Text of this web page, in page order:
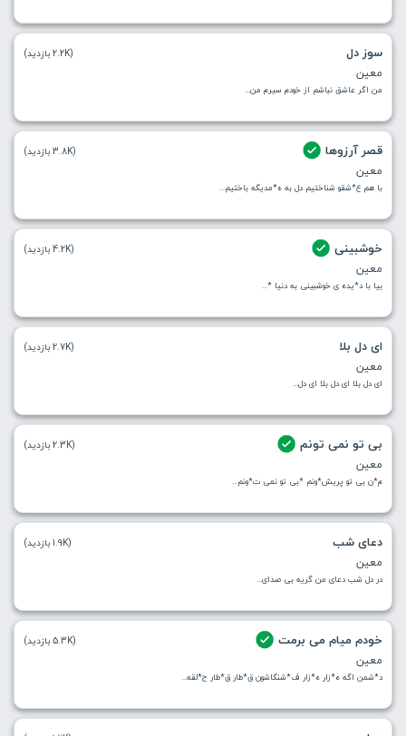
سوز دل
معین
من اگر عاشق نباشم از خودم سیرم من...
(2.2K بازدید)
قصر آرزوها
معین
با هم ع*شقو شناختیم دل به ه*مدیگه باختیم...
(3.8K بازدید)
خوشبینی
معین
بیا با د*یده ی خوشبینی به دنیا *...
(4.2K بازدید)
ای دل بلا
معین
ای دل بلا ای دل بلا ای دل...
(2.7K بازدید)
بی تو نمی تونم
معین
م*ن بی تو پریش*ونم *بی تو نمی ت*ونم...
(2.3K بازدید)
دعای شب
معین
در دل شب دعای من گریه بی صدای...
(1.9K بازدید)
خودم میام می برمت
معین
د*شمن اگه ه*زار ه*زار ف*شنگاشون ق*طار ق*طار ح*لقه...
(5.3K بازدید)